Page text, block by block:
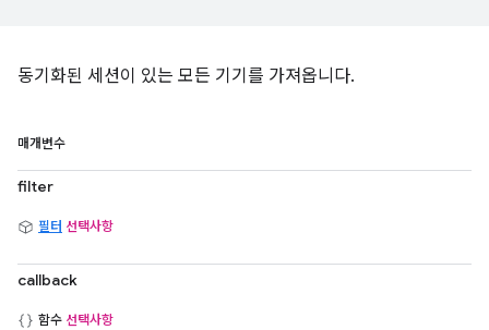
동기화된 세션이 있는 모든 기기를 가져옵니다.
매개변수
filter
필터 선택사항
callback
함수 선택사항